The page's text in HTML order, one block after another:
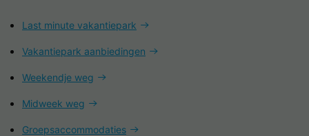
Last minute vakantiepark
Vakantiepark aanbiedingen
Weekendje weg
Midweek weg
Groepsaccommodaties